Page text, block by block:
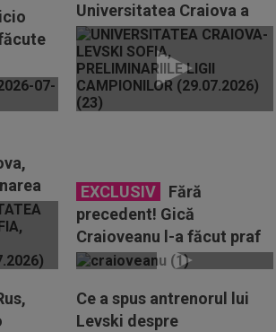
Universitatea Craiova a
fost eliminată din...
EXCLUSIV
Fără
precedent! Gică
Craioveanu l-a făcut praf
la TV, după Craiova -
Ce a spus antrenorul lui
Levski despre